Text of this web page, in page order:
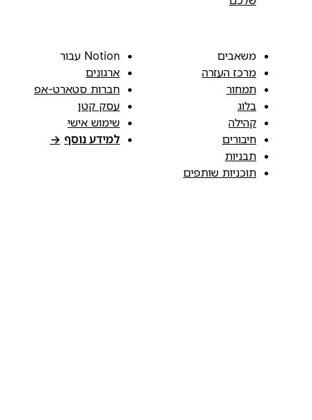
משאבים
מרכז העזרה
תמחור
בלוג
קהילה
חיבורים
תבניות
תוכניות שותפים
Notion עבור
ארגונים
חברות סטארט-אפ
עסק קטן
שימוש אישי
למידע נוסף →